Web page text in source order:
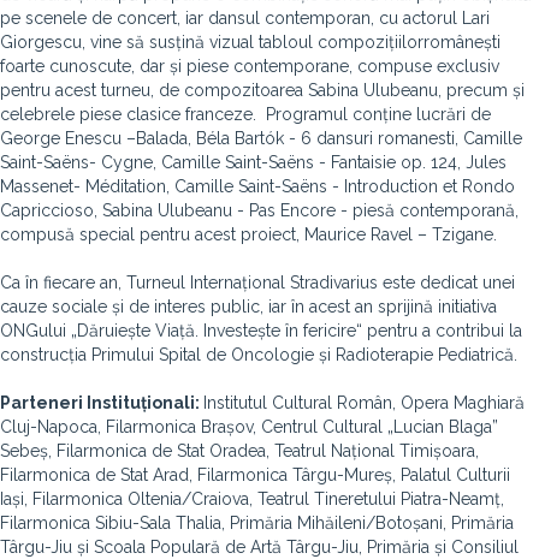
pe scenele de concert, iar dansul contemporan, cu actorul Lari
Giorgescu, vine să susțină vizual tabloul compozițiilorromânești
foarte cunoscute, dar și piese contemporane, compuse exclusiv
pentru acest turneu, de compozitoarea Sabina Ulubeanu, precum și
celebrele piese clasice franceze. Programul conține lucrări de
George Enescu –Balada, Béla Bartók - 6 dansuri romanesti, Camille
Saint-Saëns- Cygne, Camille Saint-Saëns - Fantaisie op. 124, Jules
Massenet- Méditation, Camille Saint-Saëns - Introduction et Rondo
Capriccioso, Sabina Ulubeanu - Pas Encore - piesă contemporană,
compusă special pentru acest proiect, Maurice Ravel – Tzigane.
Ca în fiecare an, Turneul Internațional Stradivarius este dedicat unei
cauze sociale și de interes public, iar în acest an sprijină initiativa
ONGului „Dăruiește Viață. Investește în fericire“ pentru a contribui la
construcția Primului Spital de Oncologie și Radioterapie Pediatrică.
Parteneri Instituționali: Institutul Cultural Român, Opera Maghiară
Cluj-Napoca, Filarmonica Brașov, Centrul Cultural „Lucian Blaga”
Sebeș, Filarmonica de Stat Oradea, Teatrul Național Timișoara,
Filarmonica de Stat Arad, Filarmonica Târgu-Mureș, Palatul Culturii
Iași, Filarmonica Oltenia/Craiova, Teatrul Tineretului Piatra-Neamț,
Filarmonica Sibiu-Sala Thalia, Primăria Mihăileni/Botoșani, Primăria
Târgu-Jiu și Scoala Populară de Artă Târgu-Jiu, Primăria și Consiliul